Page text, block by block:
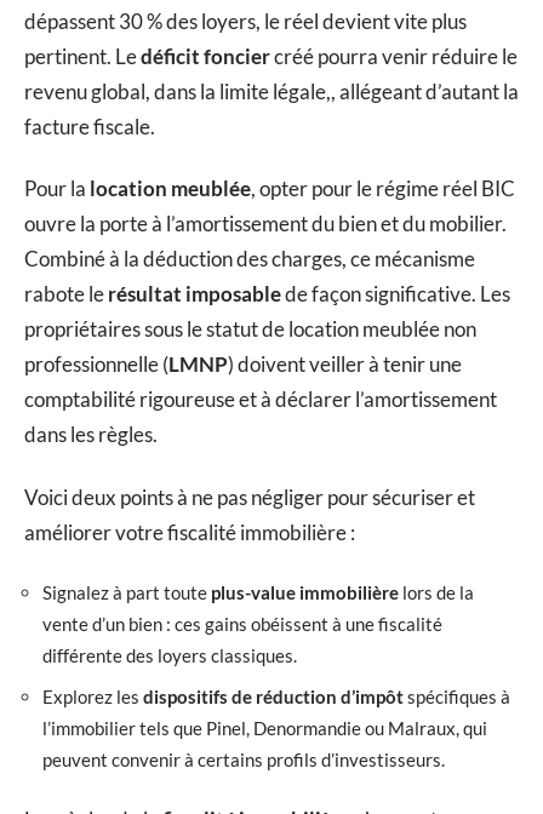
dépassent 30 % des loyers, le réel devient vite plus
pertinent. Ledéficit fonciercréé pourra venir réduire le
revenu global, dans la limite légale,, allégeant d’autant la
facture fiscale.
Pour la location meublée, opter pour le régime réel BIC
ouvre la porte à l’amortissement du bien et du mobilier.
Combiné à la déduction des charges, ce mécanisme
rabote lerésultat imposablede façon significative. Les
propriétaires sous le statut de location meublée non
professionnelle (LMNP) doivent veiller à tenir une
comptabilité rigoureuse et à déclarer l’amortissement
dans les règles.
Voici deux points à ne pas négliger pour sécuriser et
améliorer votre fiscalité immobilière :
Signalez à part toute plus-value immobilière lors de la
vente d’un bien : ces gains obéissent à une fiscalité
différente des loyers classiques.
Explorez les dispositifs de réduction d’impôtspécifiques à
l’immobilier tels que Pinel, Denormandie ou Malraux, qui
peuvent convenir à certains profils d’investisseurs.